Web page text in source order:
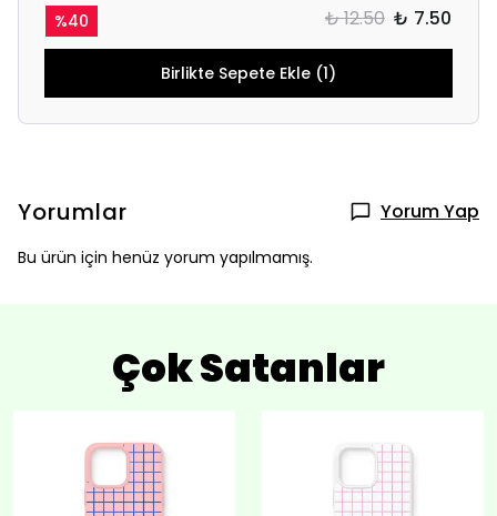
%40 ₺ 12.50 ₺ 7.50
Birlikte Sepete Ekle (1)
Yorumlar Yorum Yap
Bu ürün için henüz yorum yapılmamış.
Çok Satanlar